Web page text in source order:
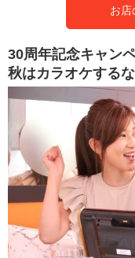
お店
30周年記念キャン
秋はカラオケする